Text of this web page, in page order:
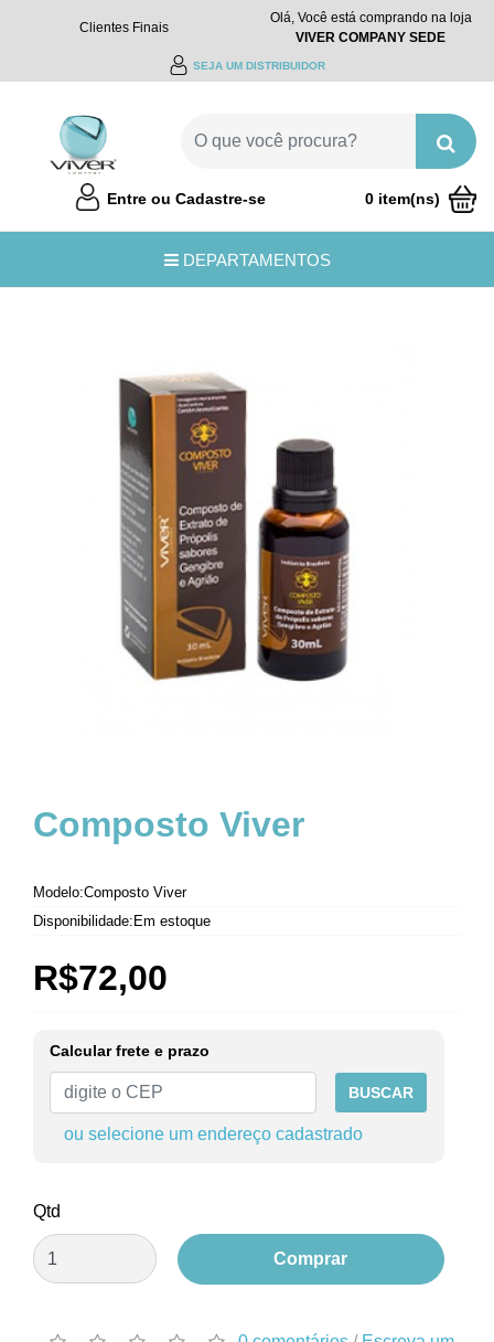
Clientes Finais
Olá, Você está comprando na loja
VIVER COMPANY SEDE
SEJA UM DISTRIBUIDOR
Entre ou Cadastre-se
0 item(ns)
DEPARTAMENTOS
Composto Viver
Modelo:Composto Viver
Disponibilidade:Em estoque
R$72,00
Calcular frete e prazo
BUSCAR
ou selecione um endereço cadastrado
Qtd
Comprar